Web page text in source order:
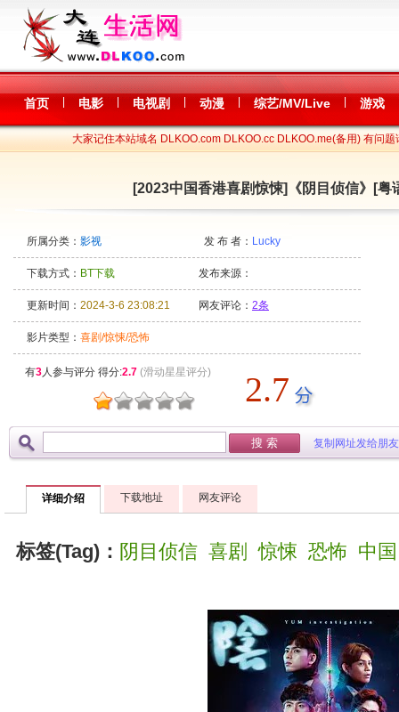
首页 电影 电视剧 动漫 综艺/MV/Live 游戏
大家记住本站域名 DLKOO.com DLKOO.cc DLKOO.me(备用) 有问题
[2023中国香港喜剧惊悚]《阴目侦信》[
所属分类： 影视 发 布 者： Lucky
下载方式： BT下载 发布来源：
更新时间： 2024-3-6 23:08:21 网友评论： 2条
影片类型： 喜剧/惊悚/恐怖
有3人参与评分 得分:2.7 (滑动星星评分) 2.7
复制网址发给朋友
详细介绍 下载地址 网友评论
标签(Tag)： 阴目侦信 喜剧 惊悚 恐怖 中国